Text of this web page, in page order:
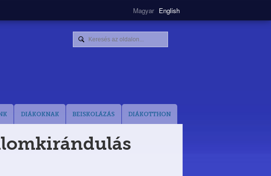
Magyar English
DIÁKOKNAK BEISKOLÁZÁS DIÁKOTTHON